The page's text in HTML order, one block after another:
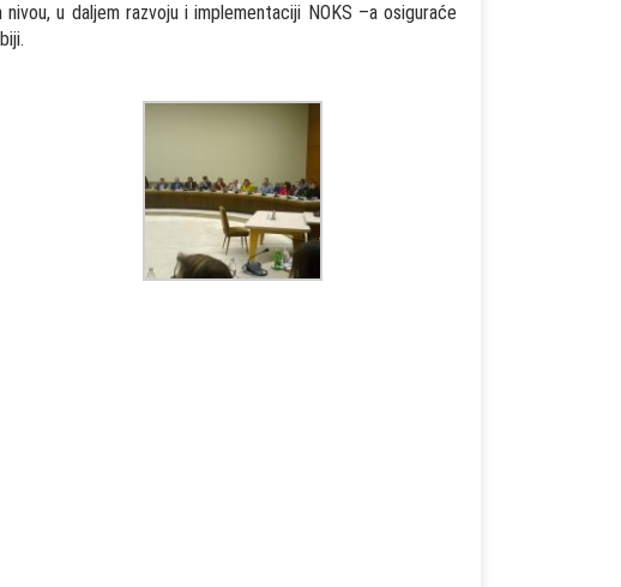
u daljem razvoju i implementaciji NOKS –a osiguraće